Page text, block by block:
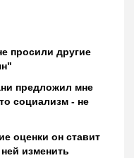
просили другие
предложил мне
социализм - не
оценки он ставит
изменить